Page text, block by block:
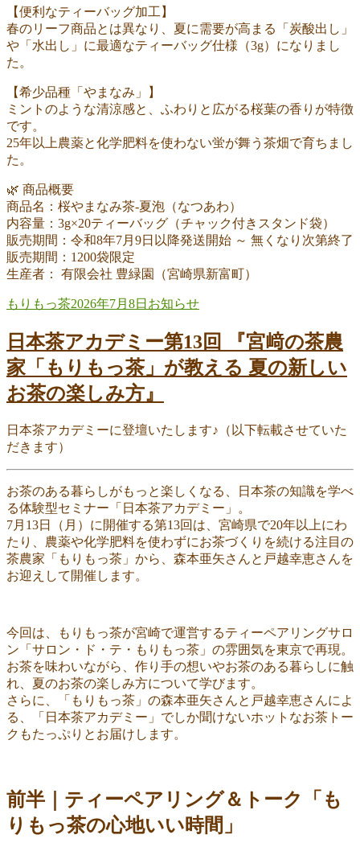
【便利なティーバッグ加工】
春のリーフ商品とは異なり、夏に需要が高まる「炭酸出し」
や「水出し」に最適なティーバッグ仕様（3g）になりまし
た。
【希少品種「やまなみ」】
ミントのような清涼感と、ふわりと広がる桜葉の香りが特徴
です。
25年以上農薬と化学肥料を使わない蛍が舞う茶畑で育ちまし
た。
🌿 商品概要
商品名：桜やまなみ茶-夏泡（なつあわ）
内容量：3g×20ティーバッグ（チャック付きスタンド袋）
販売期間：令和8年7月9日以降発送開始 ～ 無くなり次第終了
販売期間：1200袋限定
生産者： 有限会社 豊緑園（宮崎県新富町）
投
者
もりもっ茶投
日:
2026年7月8日 カ
ゴ
リ
ー
お知らせ
日本茶アカデミー第13回 『宮﨑の茶農
家「もりもっ茶」が教える 夏の新しい
お茶の楽しみ方』
日本茶アカデミーに登壇いたします♪（以下転載させていた
だきます）
お茶のある暮らしがもっと楽しくなる、日本茶の知識を学べ
る体験型セミナー「日本茶アカデミー」。
7月13日（月）に開催する第13回は、宮崎県で20年以上にわ
たり、農薬や化学肥料を使わずにお茶づくりを続ける注目の
茶農家「もりもっ茶」から、森本亜矢さんと戸越幸恵さんを
お迎えして開催します。
今回は、もりもっ茶が宮崎で運営するティーペアリングサロ
ン「サロン・ド・テ・もりもっ茶」の雰囲気を東京で再現。
お茶を味わいながら、作り手の想いやお茶のある暮らしに触
れ、夏のお茶の楽しみ方について学びます。
さらに、「もりもっ茶」の森本亜矢さんと戸越幸恵さんによ
る、「日本茶アカデミー」でしか聞けないホットなお茶トー
クもたっぷりとお届けします。
前半｜ティーペアリング＆トーク「も
りもっ茶の心地いい時間」